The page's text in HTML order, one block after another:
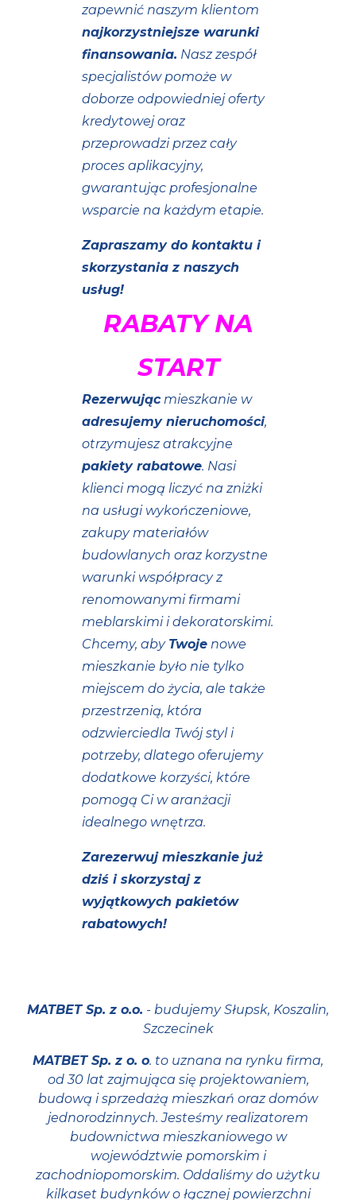
zapewnić naszym klientom
najkorzystniejsze warunki
finansowania. Nasz zespół
specjalistów pomoże w
doborze odpowiedniej oferty
kredytowej oraz
przeprowadzi przez cały
proces aplikacyjny,
gwarantując profesjonalne
wsparcie na każdym etapie.
Zapraszamy do kontaktu i
skorzystania z naszych
usług!
RABATY NA
START
Rezerwującmieszkanie w
adresujemy nieruchomości,
otrzymujesz atrakcyjne
pakiety rabatowe. Nasi
klienci mogą liczyć na zniżki
na usługi wykończeniowe,
zakupy materiałów
budowlanych oraz korzystne
warunki współpracy z
renomowanymi firmami
meblarskimi i dekoratorskimi.
Chcemy, aby Twojenowe
mieszkanie było nie tylko
miejscem do życia, ale także
przestrzenią, która
odzwierciedla Twój styl i
potrzeby, dlatego oferujemy
dodatkowe korzyści, które
pomogą Ci w aranżacji
idealnego wnętrza.
Zarezerwuj mieszkanie już
dziś i skorzystaj z
wyjątkowych pakietów
rabatowych!
MATBET Sp. z o.o. - budujemy Słupsk, Koszalin,
Szczecinek
MATBET Sp. z o. o. to uznana na rynku firma,
od 30 lat zajmująca się projektowaniem,
budową i sprzedażą mieszkań oraz domów
jednorodzinnych. Jesteśmy realizatorem
budownictwa mieszkaniowego w
województwie pomorskim i
zachodniopomorskim. Oddaliśmy do użytku
kilkaset budynków o łącznej powierzchni